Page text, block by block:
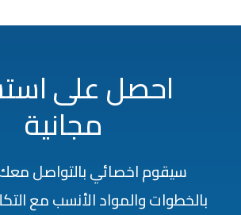
احصل على
مجانية
سيقوم اخصائي بالتواصل
بالخطوات والمواد الأنسب مع